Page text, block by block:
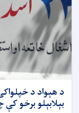
د هېواد د
بېلابېلو برخو